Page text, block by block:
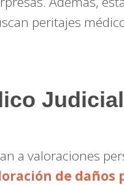
peritajes
a valoraciones
de daños